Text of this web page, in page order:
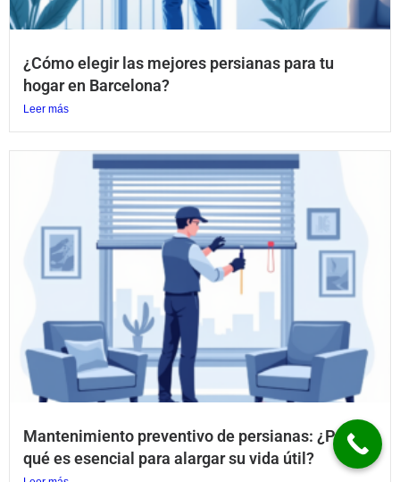
¿Cómo elegir las mejores persianas para tu
hogar en Barcelona?
Leer más
Mantenimiento preventivo de persianas: ¿Por
qué es esencial para alargar su vida útil?